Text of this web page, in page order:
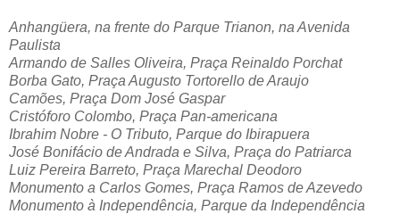
Anhangüera, na frente do Parque Trianon, na Avenida
Paulista
Armando de Salles Oliveira, Praça Reinaldo Porchat
Borba Gato, Praça Augusto Tortorello de Araujo
Camões, Praça Dom José Gaspar
Cristóforo Colombo, Praça Pan-americana
Ibrahim Nobre - O Tributo, Parque do Ibirapuera
José Bonifácio de Andrada e Silva, Praça do Patriarca
Luiz Pereira Barreto, Praça Marechal Deodoro
Monumento a Carlos Gomes, Praça Ramos de Azevedo
Monumento à Independência, Parque da Independência